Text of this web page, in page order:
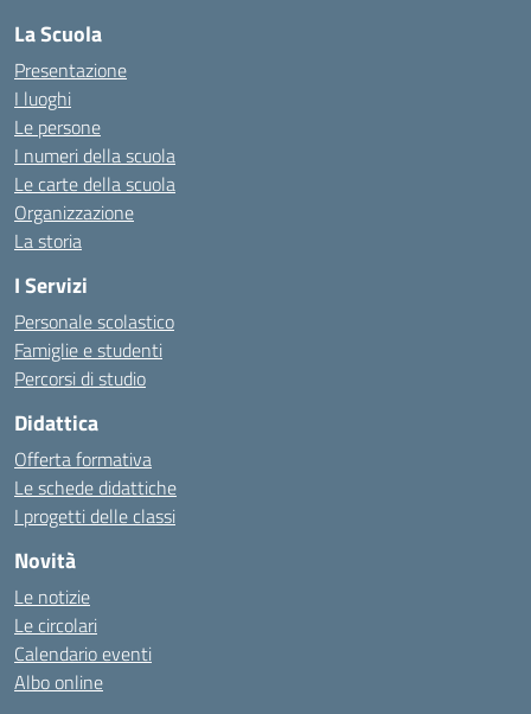
La Scuola
Presentazione
I luoghi
Le persone
I numeri della scuola
Le carte della scuola
Organizzazione
La storia
I Servizi
Personale scolastico
Famiglie e studenti
Percorsi di studio
Didattica
Offerta formativa
Le schede didattiche
I progetti delle classi
Novità
Le notizie
Le circolari
Calendario eventi
Albo online